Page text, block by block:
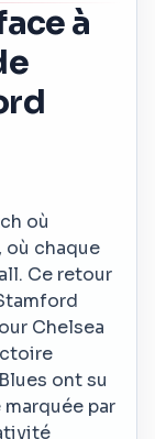
à
où
où chaque
Ce retour
Chelsea
ont su
par